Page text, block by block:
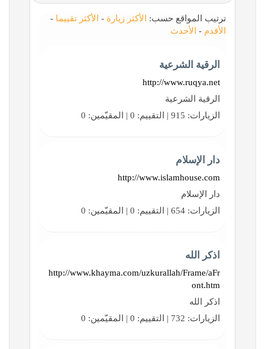
ترتيب المواقع حسب:الأكثر زيارة-الأكثر تقييما-
الأقدم-الأحدث
الرقية الشرعية
http://www.ruqya.net
الرقية الشرعية
الزيارات: 915 | التقييم: 0 | المقيّمين: 0
دار الإسلام
http://www.islamhouse.com
دار الإسلام
الزيارات: 654 | التقييم: 0 | المقيّمين: 0
اذكر الله
http://www.khayma.com/uzkurallah/Frame/aFr
ont.htm
اذكر الله
الزيارات: 732 | التقييم: 0 | المقيّمين: 0